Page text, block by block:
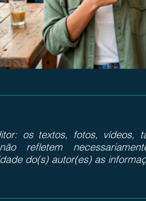
os textos, fotos, vídeos,
não refletem
do(s) autor(es) as